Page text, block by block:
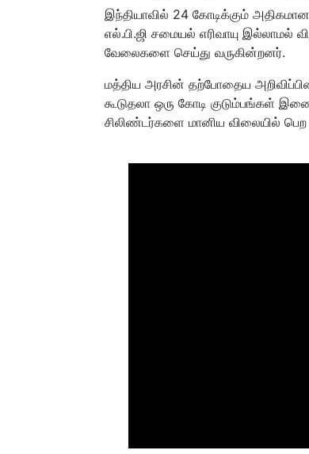
இந்தியாவில் 24 கோடிக்கும்
எல்.பி.ஜி சமையல் எரிவாயு
வேலைகளை செய்து வருகின்றனர்.
மத்திய அரசின் தற்போதைய
கூடுதலா ஒரு கோடி குடும்பங்கள்
சிலிண்டர்களை மானிய விலையில் பெற